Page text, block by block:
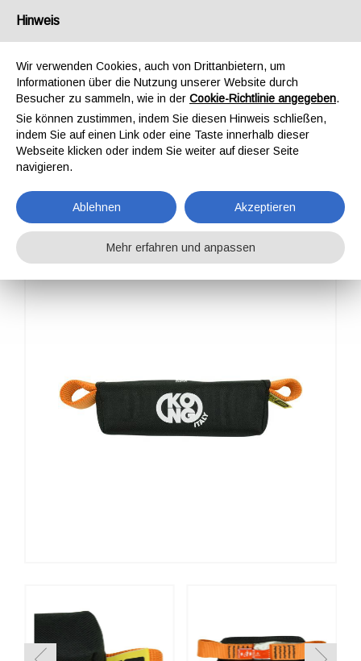
PROFESSIONAL
EAW BASE
Hinweis
Wir verwenden Cookies, auch von Drittanbietern, um
Informationen über die Nutzung unserer Website durch
Besucher zu sammeln, wie in der Cookie-Richtlinie angegeben.
Sie können zustimmen, indem Sie diesen Hinweis schließen,
indem Sie auf einen Link oder eine Taste innerhalb dieser
Webseite klicken oder indem Sie weiter auf dieser Seite
navigieren.
Ablehnen Akzeptieren
Mehr erfahren und anpassen